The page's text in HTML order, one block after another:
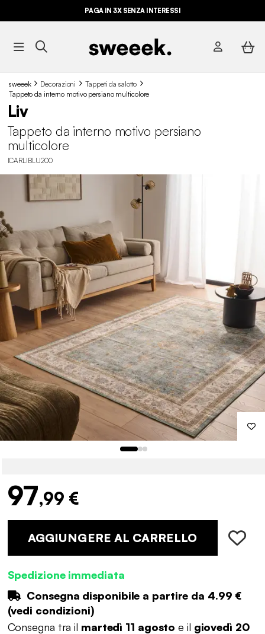
PAGA IN 3X SENZA INTERESSI
sweeek Decorazioni
Tappeti da salotto
Tappeto da interno motivo persiano multicolore
Liv
Tappeto da interno motivo persiano
multicolore
ICARLIBLU200
97,99 €
AGGIUNGERE AL CARRELLO
Spedizione immediata
Consegna disponibile a partire da 4.99 €
(vedi condizioni)
Consegna tra il martedì 11 agosto e il giovedì 20